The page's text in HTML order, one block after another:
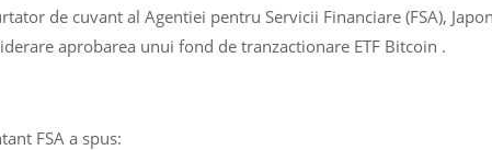
de cuvant al Agentiei pentru Servicii Financiare (FSA),
aprobarea unui fond de tranzactionare ETF Bitcoin .
FSA a spus: